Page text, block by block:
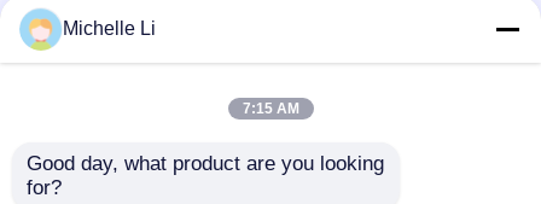
Instrumento geofísico da exploração
Medidor geofísico da resistividade
Registro bom geofísico
Câmera de
confirmação de
Equipamento de
Michelle Li
7:15 AM
Good day, what product are you looking
for?